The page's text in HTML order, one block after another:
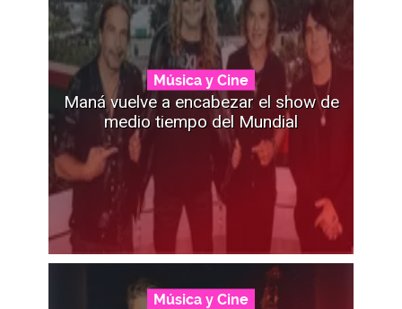
Música y Cine
Maná vuelve a encabezar el show de
medio tiempo del Mundial
Música y Cine